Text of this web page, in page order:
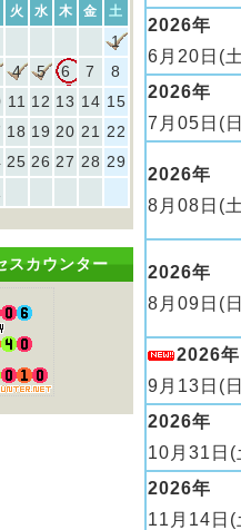
火 水 木 金 土
1
4 5 6 7
8
11 12 13 14 15
18 19 20 21
22
25 26 27 28 29
スカウンター
2026年
6月20日(
2026年
7月05日(
2026年
8月08日(
2026年
8月09日(
2026年
9月13日(
2026年
10月31日(
2026年
11月14日(